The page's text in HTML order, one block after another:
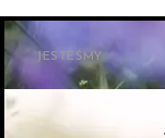
JESTEŚMY